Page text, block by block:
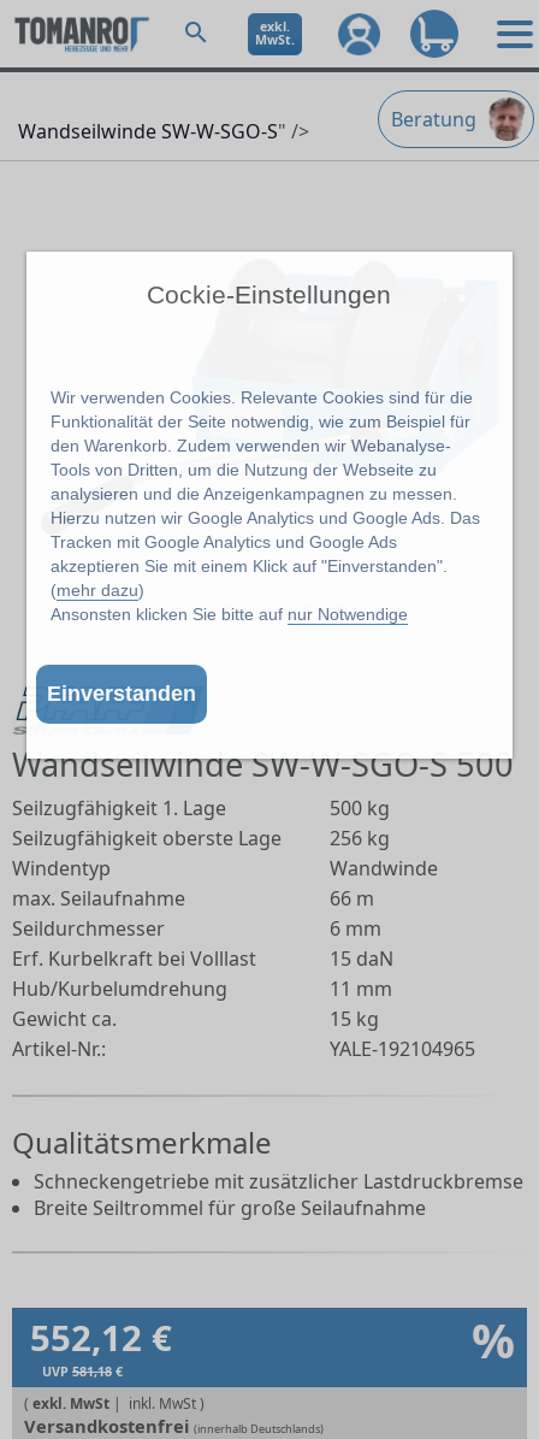
Cockie-Einstellungen
Wir verwenden Cookies. Relevante Cookies sind für die
Funktionalität der Seite notwendig, wie zum Beispiel für
den Warenkorb. Zudem verwenden wir Webanalyse-
Tools von Dritten, um die Nutzung der Webseite zu
analysieren und die Anzeigenkampagnen zu messen.
Hierzu nutzen wir Google Analytics und Google Ads. Das
Tracken mit Google Analytics und Google Ads
akzeptieren Sie mit einem Klick auf "Einverstanden".
(mehr dazu)
Ansonsten klicken Sie bitte auf nur Notwendige
Einverstanden
exkl.
MwSt.
Beratung
Wandseilwinde SW-W-SGO-S" />
Abbildung kann abweichen vom Original
Wandseilwinde SW-W-SGO-S 500
Seilzugfähigkeit 1. Lage
500 kg
Seilzugfähigkeit oberste Lage
256 kg
Windentyp
Wandwinde
max. Seilaufnahme
66 m
Seildurchmesser
6 mm
Erf. Kurbelkraft bei Volllast
15 daN
Hub/Kurbelumdrehung
11 mm
Gewicht ca.
15 kg
Artikel-Nr.:
YALE-192104965
Qualitätsmerkmale
Schneckengetriebe mit zusätzlicher Lastdruckbremse
Breite Seiltrommel für große Seilaufnahme
552,12 € %
UVP 581,18 €
( exkl. MwSt |
Versandkostenfrei (innerhalb Deutschlands)